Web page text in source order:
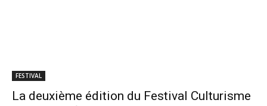
FESTIVAL
La deuxième édition du Festival Culturisme